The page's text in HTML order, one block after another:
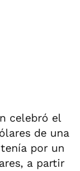
celebró el
de una
por un
a partir